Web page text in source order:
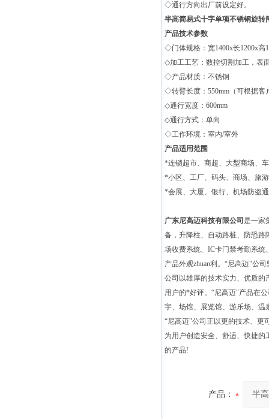
◇通行方向出厂前设定好。
半高简易式十字单项不锈钢旋转
产品技术参数
◇门体规格：宽1400x长1200x高
◇加工工艺：数控切割加工，表
◇产品材质：不锈钢
◇转臂长度：550mm（可根据客
◇通行宽度：600mm
◇通行方式：单向
◇工作环境：室内/室外
产品适用范围
*连锁超市、商超、大型商场、
*小区、工厂、码头、商场、旅
*会展、大厦、银行、机场防盗
广东尼高迈科技有限公司 是一家
备，升降柱、自动路桩、防恐路
场收费系统、IC卡门禁考勤系统
产品外观zhuan利。“尼高迈"公
公司以雄厚的技术实力、优质的
用户的*好评。“尼高迈"产品在
宇、场馆、展览馆、游乐场、温
“尼高迈"公司正以更的技术、更
为用户创造安全、舒适、快捷
的产品!
产品：